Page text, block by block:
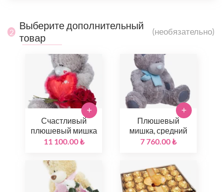
2
Выберите дополнительный
товар
(необязательно)
Счастливый
плюшевый мишка
11 100.00 ₺
+
Плюшевый
мишка, средний
7 760.00 ₺
+